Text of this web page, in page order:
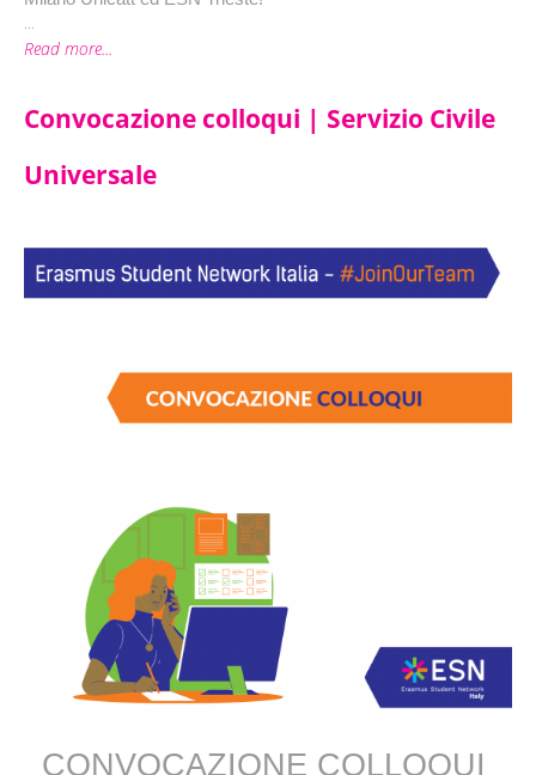
...
Read more...
Convocazione colloqui | Servizio Civile
Universale
CONVOCAZIONE COLLOQUI